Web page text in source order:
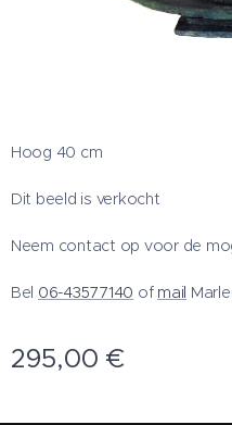
Hoog 40 cm
Dit beeld is verkocht
Neem contact op voor de
Bel 06-43577140 of mail
295,00 €